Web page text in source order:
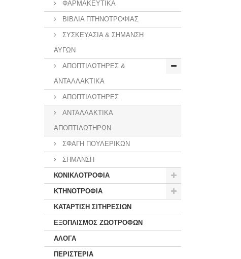
ΦΑΡΜΑΚΕΥΤΙΚΑ
ΒΙΒΛΙΑ ΠΤΗΝΟΤΡΟΦΙΑΣ
ΣΥΣΚΕΥΑΣΙΑ & ΣΗΜΑΝΣΗ
ΑΥΓΩΝ
ΑΠΟΠΤΙΛΩΤΗΡΕΣ &
ΑΝΤΑΛΛΑΚΤΙΚΑ
ΑΠΟΠΤΙΛΩΤΗΡΕΣ
ΑΝΤΑΛΛΑΚΤΙΚΑ
ΑΠΟΠΤΙΛΩΤΗΡΩΝ
ΣΦΑΓΗ ΠΟΥΛΕΡΙΚΩΝ
ΣΗΜΑΝΣΗ
ΚΟΝΙΚΛΟΤΡΟΦΙΑ
ΚΤΗΝΟΤΡΟΦΙΑ
ΚΑΤΑΡΤΙΣΗ ΣΙΤΗΡΕΣΙΩΝ
ΕΞΟΠΛΙΣΜΟΣ ΖΩΟΤΡΟΦΩΝ
ΑΛΟΓΑ
ΠΕΡΙΣΤΕΡΙΑ